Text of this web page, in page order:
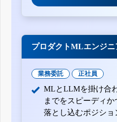
プロダクトMLエンジニ
業務委託 正社員
MLとLLMを掛け合
までをスピーディ
落とし込むポジショ